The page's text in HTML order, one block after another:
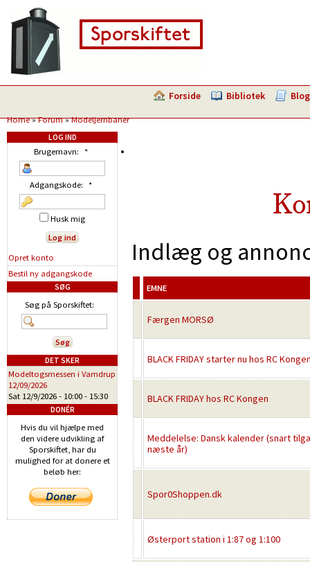
Forside Bibliotek Blog
Home»Forum»Modeljernbaner
Indlæg og
EMNE
Færgen MORSØ
BLACK FRIDAY starter nu hos RC
BLACK FRIDAY hos RC Kongen
Meddelelse: Dansk kalender (snart
næste år)
Spor0Shoppen.dk
Østerport station i 1:87 og 1:100
LOG IND
Brugernavn: *
Adgangskode: *
Husk mig
Opret konto
Bestil ny adgangskode
SØG
Søg på Sporskiftet:
DET SKER
Modeltogsmessen i Vamdrup
12/09/2026
Sat 12/9/2026 - 10:00 - 15:30
DONÉR
Hvis du vil hjælpe med
den videre udvikling af
Sporskiftet, har du
mulighed for at donere et
beløb her: